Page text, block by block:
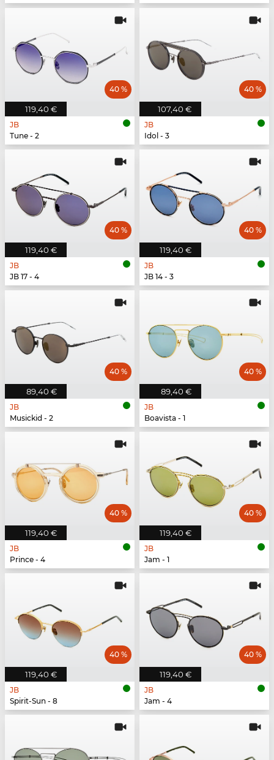
119,40 €
40 %
JB
Tune - 2
107,40 €
40 %
JB
Idol - 3
119,40 €
40 %
JB
JB 17 - 4
119,40 €
40 %
JB
JB 14 - 3
89,40 €
40 %
JB
Musickid - 2
89,40 €
40 %
JB
Boavista - 1
119,40 €
40 %
JB
Prince - 4
119,40 €
40 %
JB
Jam - 1
119,40 €
40 %
JB
Spirit-Sun - 8
119,40 €
40 %
JB
Jam - 4